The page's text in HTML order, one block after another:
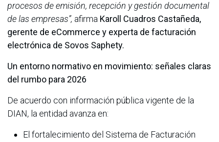
procesos de emisión, recepción y gestión documental
de las empresas”, afirma Karoll Cuadros Castañeda,
gerente de eCommerce y experta de facturación
electrónica de Sovos Saphety.
Un entorno normativo en movimiento: señales claras
del rumbo para 2026
De acuerdo con información pública vigente de la
DIAN, la entidad avanza en:
El fortalecimiento del Sistema de Facturación